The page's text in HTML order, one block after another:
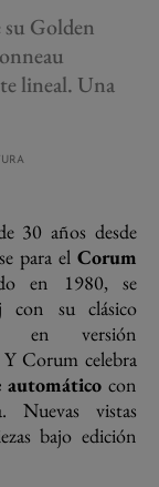
su Golden
lineal. Una
30 años desde
para el Corum
en 1980, se
con su clásico
en versión
Corum celebra
automáticocon
vistas
bajo edición